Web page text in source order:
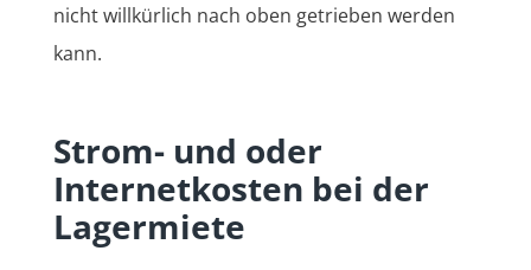
nicht willkürlich nach oben getrieben werden
kann.
Strom- und oder
Internetkosten bei der
Lagermiete